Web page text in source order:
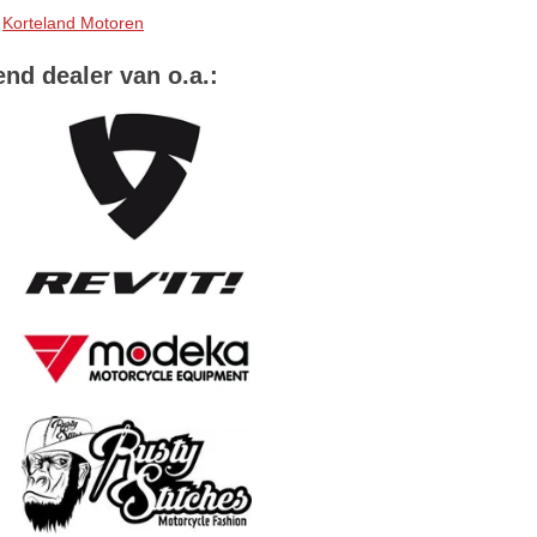
Korteland Motoren
dealer van o.a.: